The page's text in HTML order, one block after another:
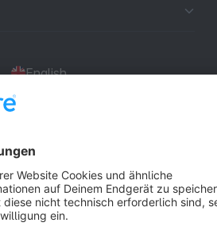
English
Privacy Legal notice
Cookie settings